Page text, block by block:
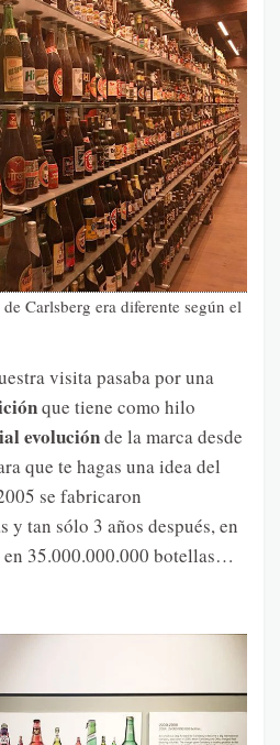
Carlsberg era diferente según el
visita pasaba por una
que tiene como hilo
evoluciónde la marca desde
que te hagas una idea del
se fabricaron
y tan sólo 3 años después, en
en 35.000.000.000 botellas…